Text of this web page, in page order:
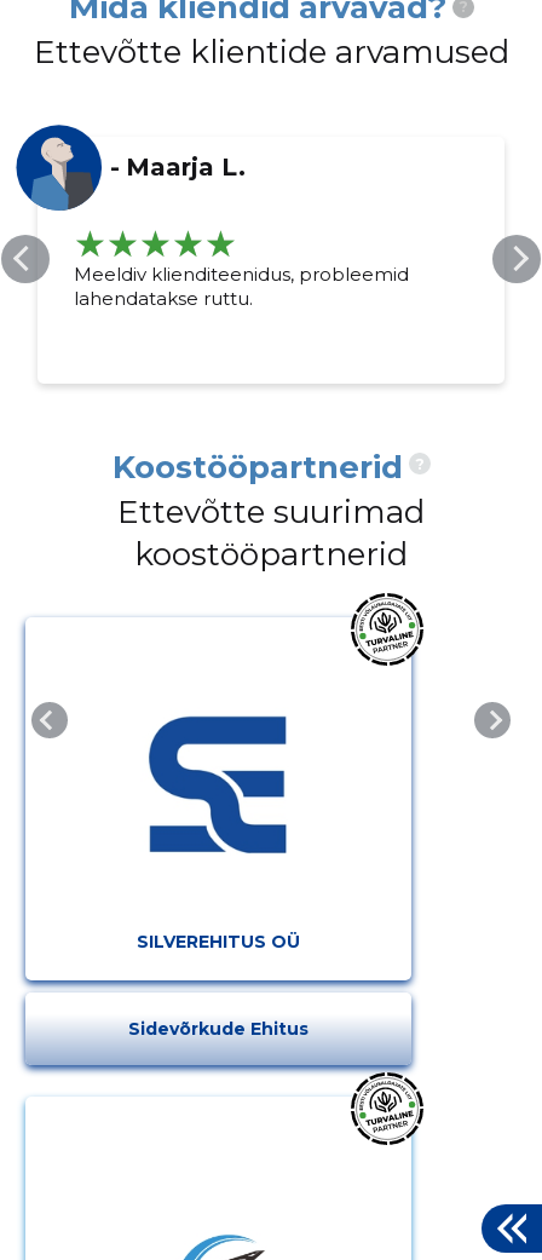
?
Ettevõtte klientide arvamused
- Maarja L.
Meeldiv klienditeenidus, probleemid
lahendatakse ruttu.
Koostööpartnerid ?
Ettevõtte suurimad
koostööpartnerid
SILVEREHITUS OÜ
Sidevõrkude Ehitus